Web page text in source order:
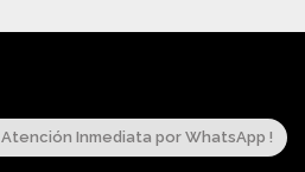
Atención Inmediata por WhatsApp !